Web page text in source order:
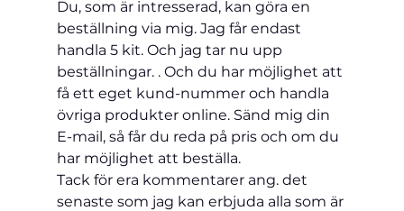
Du, som är intresserad, kan göra en
beställning via mig. Jag får endast
handla 5 kit. Och jag tar nu upp
beställningar. . Och du har möjlighet att
få ett eget kund-nummer och handla
övriga produkter online. Sänd mig din
E-mail, så får du reda på pris och om du
har möjlighet att beställa.
Tack för era kommentarer ang. det
senaste som jag kan erbjuda alla som är